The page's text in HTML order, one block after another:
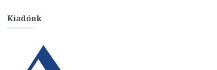
Kiadónk